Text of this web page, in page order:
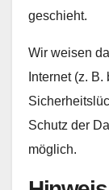
geschieht.
Wir weisen
Internet (z.
Schutz der
möglich.